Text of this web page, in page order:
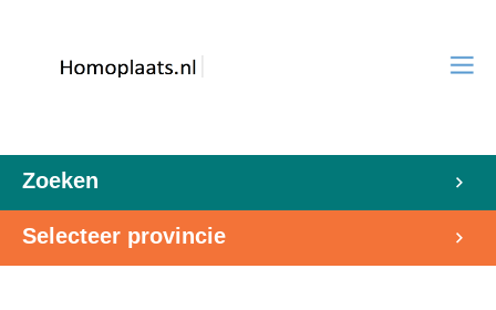
Zoeken
Selecteer provincie